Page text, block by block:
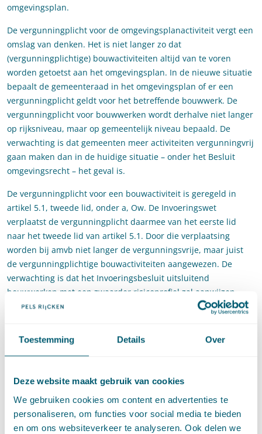
Toestemming Details Over
Deze website maakt gebruik van cookies
We gebruiken cookies om content en advertenties te
personaliseren, om functies voor social media te bieden
en om ons websiteverkeer te analyseren. Ook delen we
omgevingsplan.
De vergunningplicht voor de omgevingsplanactiviteit vergt een
omslag van denken. Het is niet langer zo dat
(vergunningplichtige) bouwactiviteiten altijd van te voren
worden getoetst aan het omgevingsplan. In de nieuwe situatie
bepaalt de gemeenteraad in het omgevingsplan of er een
vergunningplicht geldt voor het betreffende bouwwerk. De
vergunningplicht voor bouwwerken wordt derhalve niet langer
op rijksniveau, maar op gemeentelijk niveau bepaald. De
verwachting is dat gemeenten meer activiteiten vergunningvrij
gaan maken dan in de huidige situatie – onder het Besluit
omgevingsrecht – het geval is.
De vergunningplicht voor een bouwactiviteit is geregeld in
artikel 5.1, tweede lid, onder a, Ow. De Invoeringswet
verplaatst de vergunningplicht daarmee van het eerste lid
naar het tweede lid van artikel 5.1. Door die verplaatsing
worden bij amvb niet langer de vergunningsvrije, maar juist
de vergunningplichtige bouwactiviteiten aangewezen. De
verwachting is dat het Invoeringsbesluit uitsluitend
bouwwerken met een zwaarder risicoprofiel zal aanwijzen.
kwaliteitsborging voor het bouwen. Door die wet is het niet
langer de gemeente die toetst of een bouwplan voldoet aan
kwaliteitsborger. Het stelsel voor kwaliteitsborging wordt
gefaseerd ingevoerd. Eerst gevolgklasse 1, later gevolgklasse 2
en 3. Gebouwen met laatstgenoemde gevolgklassen hebben
een zwaarder risicoprofiel waarvoor voorlopig nog een